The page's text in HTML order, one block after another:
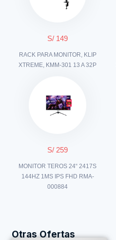
S/ 149
RACK PARA MONITOR, KLIP
XTREME, KMM-301 13 A 32P
S/ 259
MONITOR TEROS 24“ 2417S
144HZ 1MS IPS FHD RMA-
000884
Otras Ofertas